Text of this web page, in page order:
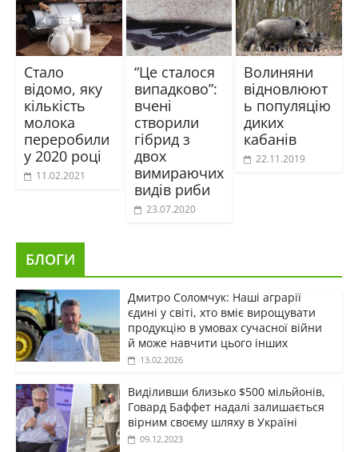
Стало
відомо, яку
кількість
молока
переробили
у 2020 році
11.02.2021
“Це сталося
випадково”:
вчені
створили
гібрид з
двох
вимираючих
видів риби
23.07.2020
Волиняни
відновлюют
ь популяцію
диких
кабанів
22.11.2019
БЛОГИ
Дмитро Соломчук: Наші аграрії
єдині у світі, хто вміє вирощувати
продукцію в умовах сучасної війни
й може навчити цього інших
13.02.2026
Виділивши близько $500 мільйонів,
Говард Баффет надалі залишається
вірним своєму шляху в Україні
09.12.2023